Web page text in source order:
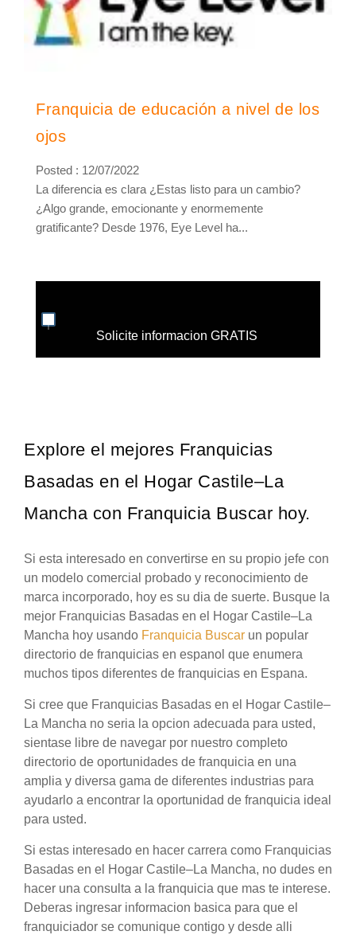
Franquicia de educación a nivel de los
ojos
Posted : 12/07/2022
La diferencia es clara ¿Estas listo para un cambio?
¿Algo grande, emocionante y enormemente
gratificante? Desde 1976, Eye Level ha...
Solicite informacion GRATIS
Explore el mejores Franquicias
Basadas en el Hogar Castile–La
Mancha con Franquicia Buscar hoy.
Si esta interesado en convertirse en su propio jefe con
un modelo comercial probado y reconocimiento de
marca incorporado, hoy es su dia de suerte. Busque la
mejor Franquicias Basadas en el Hogar Castile–La
Mancha hoy usando Franquicia Buscar un popular
directorio de franquicias en espanol que enumera
muchos tipos diferentes de franquicias en Espana.
Si cree que Franquicias Basadas en el Hogar Castile–
La Mancha no seria la opcion adecuada para usted,
sientase libre de navegar por nuestro completo
directorio de oportunidades de franquicia en una
amplia y diversa gama de diferentes industrias para
ayudarlo a encontrar la oportunidad de franquicia ideal
para usted.
Si estas interesado en hacer carrera como Franquicias
Basadas en el Hogar Castile–La Mancha, no dudes en
hacer una consulta a la franquicia que mas te interese.
Deberas ingresar informacion basica para que el
franquiciador se comunique contigo y desde alli